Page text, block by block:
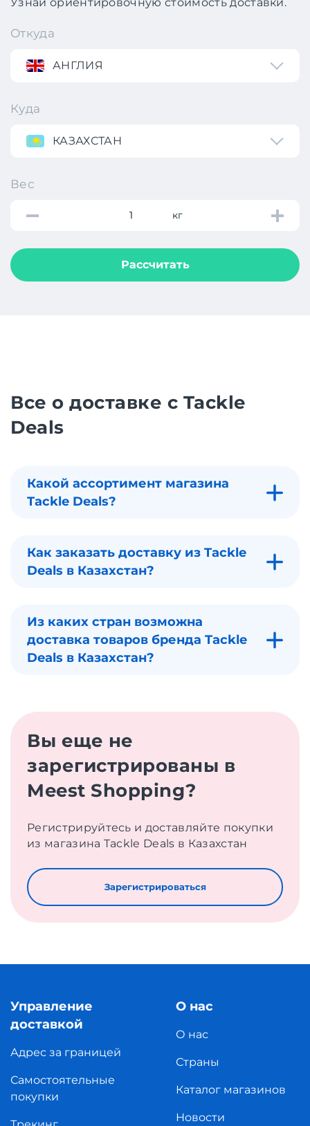
Откуда
АНГЛИЯ
Куда
КАЗАХСТАН
Вес
кг
Рассчитать
Все о доставке с Tackle
Deals
Какой ассортимент магазина
Tackle Deals?
Как заказать доставку из Tackle
Deals в Казахстан?
Из каких стран возможна
доставка товаров бренда Tackle
Deals в Казахстан?
Вы еще не
зарегистрированы в
Meest Shopping?
Регистрируйтесь и доставляйте покупки
из магазина Tackle Deals в Казахстан
Зарегистрироваться
Управление
доставкой
Адрес за границей
Самостоятельные
покупки
О нас
О нас
Страны
Каталог магазинов
Новости